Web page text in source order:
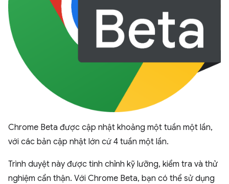
Chrome Beta được cập nhật khoảng một tuần một lần,
với các bản cập nhật lớn cứ 4 tuần một lần.
Trình duyệt này được tinh chỉnh kỹ lưỡng, kiểm tra và thử
nghiệm cẩn thận. Với Chrome Beta, bạn có thể sử dụng